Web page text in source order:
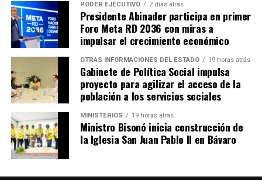
PODER EJECUTIVO 2 días atrás
Presidente Abinader participa en primer
Foro Meta RD 2036 con miras a
impulsar el crecimiento económico
OTRAS INFORMACIONES DEL ESTADO 19 horas atrás
Gabinete de Política Social impulsa
proyecto para agilizar el acceso de la
población a los servicios sociales
MINISTERIOS 19 horas atrás
Ministro Bisonó inicia construcción de
la Iglesia San Juan Pablo II en Bávaro